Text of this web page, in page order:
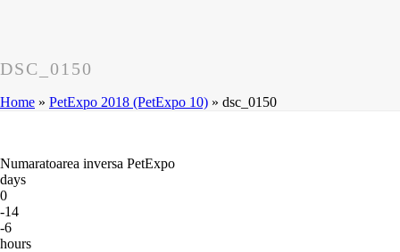
DSC_0150
Home » PetExpo 2018 (PetExpo 10) » dsc_0150
Numaratoarea inversa PetExpo
days
0
-14
-6
hours